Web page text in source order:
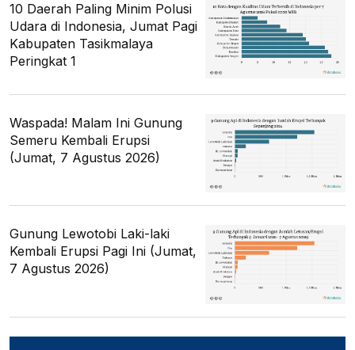
10 Daerah Paling Minim Polusi
Udara di Indonesia, Jumat Pagi
Kabupaten Tasikmalaya
Peringkat 1
Waspada! Malam Ini Gunung
Semeru Kembali Erupsi
(Jumat, 7 Agustus 2026)
Gunung Lewotobi Laki-laki
Kembali Erupsi Pagi Ini (Jumat,
7 Agustus 2026)